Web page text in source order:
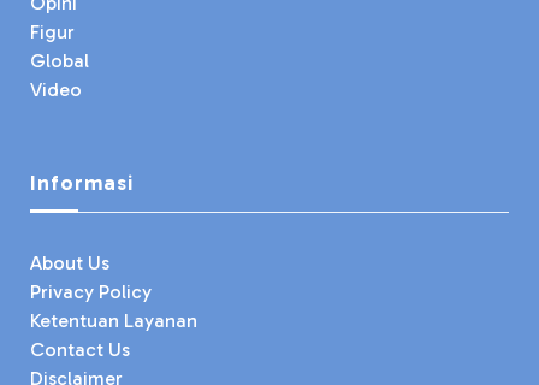
Figur
Global
Video
Informasi
About Us
Privacy Policy
Ketentuan Layanan
Contact Us
Disclaimer